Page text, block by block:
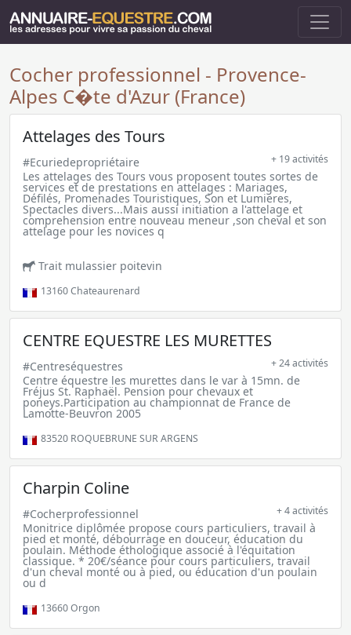
Cocher professionnel - Provence-
Alpes C�te d'Azur (France)
Attelages des Tours
#Ecuriedepropriétaire + 19 activités
Les attelages des Tours vous proposent toutes sortes de
services et de prestations en attelages : Mariages,
Défilés, Promenades Touristiques, Son et Lumieres,
Spectacles divers...Mais aussi initiation a l'attelage et
comprehension entre nouveau meneur ,son cheval et son
attelage pour les novices q
Trait mulassier poitevin
13160Chateaurenard
CENTRE EQUESTRE LES MURETTES
#Centreséquestres + 24 activités
Centre équestre les murettes dans le var à 15mn. de
Fréjus St. Raphaël. Pension pour chevaux et
poneys.Participation au championnat de France de
Lamotte-Beuvron 2005
83520 ROQUEBRUNE SUR ARGENS
Charpin Coline
#Cocherprofessionnel + 4 activités
Monitrice diplômée propose cours particuliers, travail à
pied et monté, débourrage en douceur, éducation du
poulain. Méthode éthologique associé à l'équitation
classique. * 20€/séance pour cours particuliers, travail
d'un cheval monté ou à pied, ou éducation d'un poulain
ou d
13660Orgon